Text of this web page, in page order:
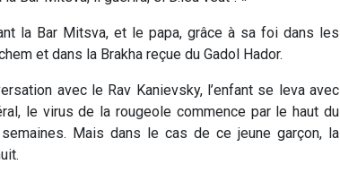
la Bar Mitsva, et le papa, grâce à sa foi dans les
et dans la Brakha reçue du Gadol Hador.
avec le Rav Kanievsky, l’enfant se leva avec
le virus de la rougeole commence par le haut du
Mais dans le cas de ce jeune garçon, la